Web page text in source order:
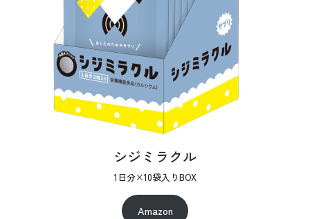
シジミラクル
1日分×10袋入りBOX
Amazon